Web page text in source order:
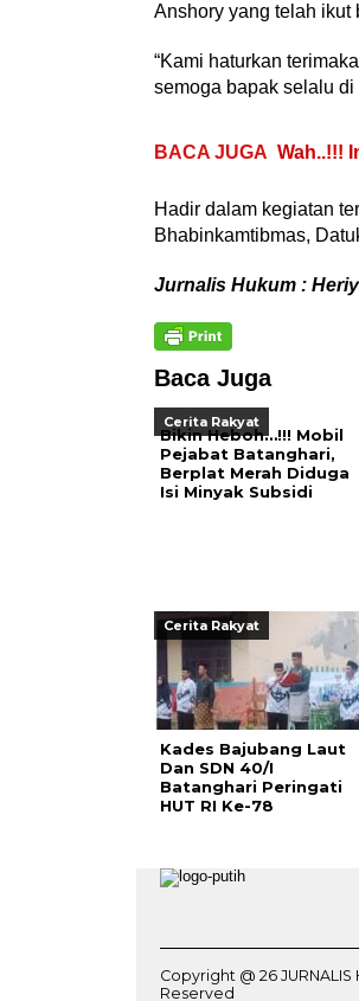
Anshory yang telah ikut
“Kami haturkan
semoga bapak selalu di
BACA JUGA Wah..!!!
Hadir dalam kegiatan
Bhabinkamtibmas,
Jurnalis Hukum :
Baca Juga
Cerita Rakyat
Bikin Heboh…!!! Mobil
Pejabat Batanghari,
Berplat Merah Diduga
Isi Minyak Subsidi
Cerita Rakyat
Kades Bajubang Laut
Dan SDN 40/I
Batanghari Peringati
HUT RI Ke-78
Copyright @ 26 JURNALIS
Reserved